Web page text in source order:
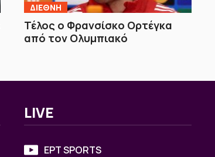
ΔΙΕΘΝΗ
Τέλος ο Φρανσίσκο Ορτέγκα
από τον Ολυμπιακό
LIVE
ΕΡΤ SPORTS